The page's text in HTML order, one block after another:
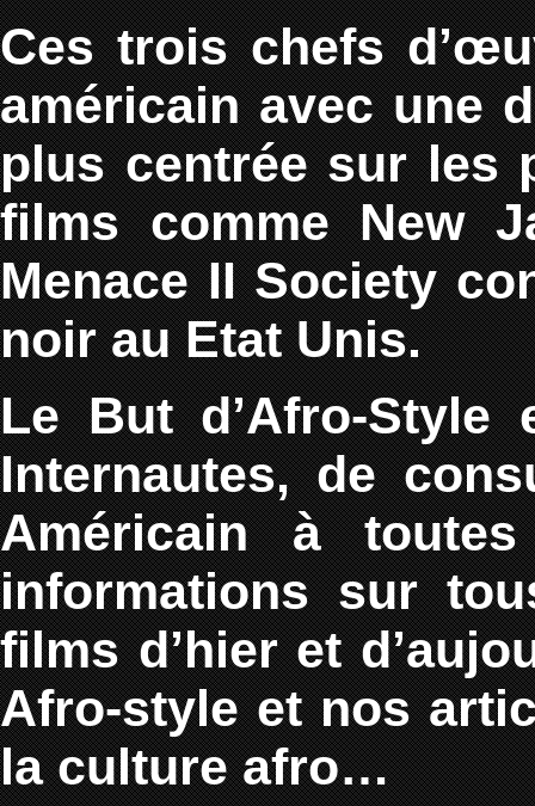
Ces trois chefs
américain avec une
plus centrée sur les
films comme New
Menace II Society
noir au Etat Unis.
Le But d’Afro-
Internautes, de
Américain à
informations sur
films d’hier et
Afro-style et nos
la culture afro…